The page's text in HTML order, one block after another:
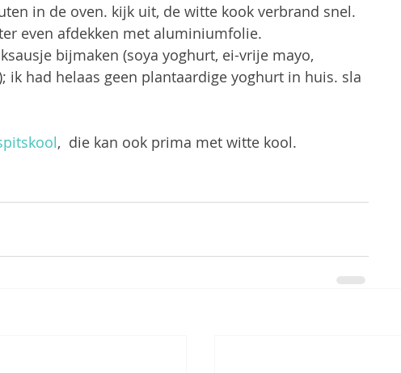
in de oven. kijk uit, de witte kook verbrand snel.
even afdekken met aluminiumfolie.
bijmaken (soya yoghurt, ei-vrije mayo,
ik had helaas geen plantaardige yoghurt in huis. sla
,  die kan ook prima met witte kool.